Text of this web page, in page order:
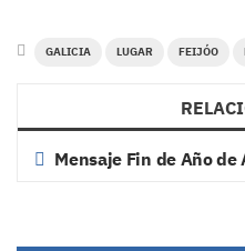
GALICIA LUGAR FEIJÓO
Mensaje Fin de Año